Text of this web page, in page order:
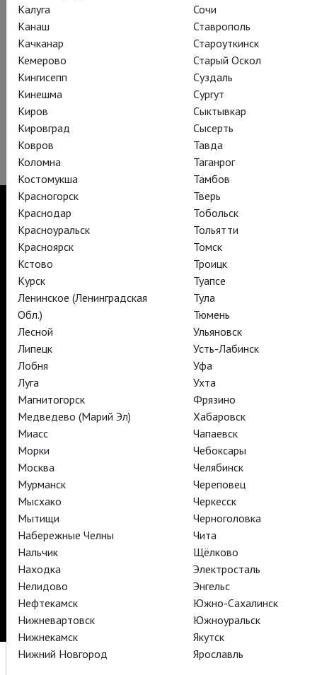
TheatreHD
TheatreHD Опера
TheatreHD Балет в кино
АРТ-ЛЕКТОРИЙ В КИНО
АРТ-ЛЕКТОРИЙ В КИНО
TheatreHD
TheatreHD Опера
TheatreHD Балет в кино
АРТ-ЛЕКТОРИЙ В КИНО
TheatreHD
Подписаться на рассылку
Поддержать
Стать волонтёром
Как организовать показ в вашем городе
Контакты
18+
Калуга
Канаш
Качканар
Кемерово
Кингисепп
Кинешма
Киров
Кировград
Ковров
Коломна
Костомукша
Красногорск
Краснодар
Красноуральск
Красноярск
Кстово
Курск
Ленинское (Ленинградская
Обл.)
Лесной
Липецк
Лобня
Луга
Магнитогорск
Медведево (Марий Эл)
Миасс
Морки
Москва
Мурманск
Мысхако
Мытищи
Набережные Челны
Нальчик
Находка
Нелидово
Нефтекамск
Нижневартовск
Нижнекамск
Нижний Новгород
Сочи
Ставрополь
Староуткинск
Старый Оскол
Суздаль
Сургут
Сыктывкар
Сысерть
Тавда
Таганрог
Тамбов
Тверь
Тобольск
Тольятти
Томск
Троицк
Туапсе
Тула
Тюмень
Ульяновск
Усть-Лабинск
Уфа
Ухта
Фрязино
Хабаровск
Чапаевск
Чебоксары
Челябинск
Череповец
Черкесск
Черноголовка
Чита
Щёлково
Электросталь
Энгельс
Южно-Сахалинск
Южноуральск
Якутск
Ярославль